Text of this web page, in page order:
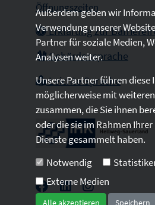
Öffnungszeiten
Erklärung zur
Gebärdensprache
Leichte Sprache
Außerdem geben wir
Verwendung unserer
Partner für soziale Medien,
Analysen weiter.
Unsere Partner führen
möglicherweise mit
zusammen, die Sie ihnen
oder die sie im Rahmen
Dienste gesammelt haben.
Notwendig
Externe Medien
Alle akzeptieren Speichern